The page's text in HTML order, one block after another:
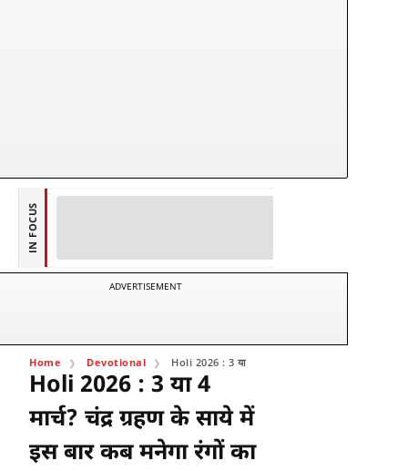
IN FOCUS
ADVERTISEMENT
Home Devotional Holi 2026 : 3 या 4 मार्च? चंद्र ग्रहण के साये में इस बार कब
Holi 2026 : 3 या 4
मार्च? चंद्र ग्रहण के साये में
इस बार कब मनेगा रंगों का